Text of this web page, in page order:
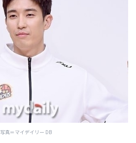
写真＝マイデイリー DB